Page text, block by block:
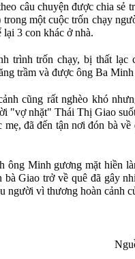
câu chuyện được chia sẻ
trong một cuộc trốn chạy
lại 3 con khác ở nhà.
trình trốn chạy, bị thất
trầm và được ông Ba
cũng rất nghèo khó
"vợ nhặt" Thái Thị Giao
mẹ, đã đến tận nơi đón bà
ông Minh gương mặt hiền
bà Giao trở về quê đã gây
người vì thương hoàn cảnh